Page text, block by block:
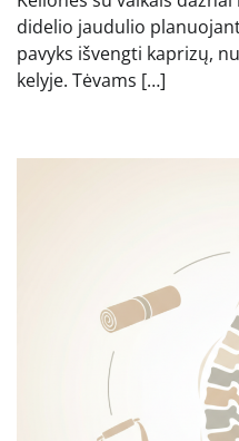
didelio jaudulio
pavyks išvengti kaprizų,
kelyje. Tėvams […]